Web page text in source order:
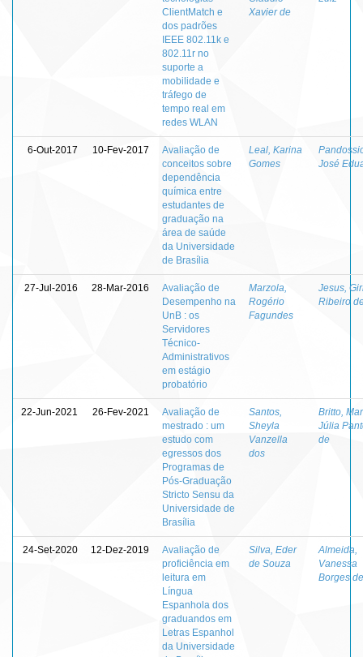
ClientMatch e
dos padrões
IEEE 802.11k e
802.11r no
suporte a
mobilidade e
tráfego de
tempo real em
redes WLAN
Xavier de
6-Out-2017 10-Fev-2017
Avaliação de
conceitos sobre
dependência
química entre
estudantes de
graduação na
área de saúde
da Universidade
de Brasília
Leal, Karina
Gomes
José
27-Jul-2016 28-Mar-2016
Avaliação de
Desempenho na
UnB : os
Servidores
Técnico-
Administrativos
em estágio
probatório
Marzola,
Rogério
Fagundes
Jesus,
Ribeiro
22-Jun-2021 26-Fev-2021
Avaliação de
mestrado : um
estudo com
egressos dos
Programas de
Pós-Graduação
Stricto Sensu da
Universidade de
Brasília
Santos,
Sheyla
Vanzella
dos
Britto,
Júlia
de
24-Set-2020 12-Dez-2019
Avaliação de
proficiência em
leitura em
Língua
Espanhola dos
graduandos em
Letras Espanhol
da Universidade
Silva, Eder
de Souza
Almeida,
Vanessa
Borges de